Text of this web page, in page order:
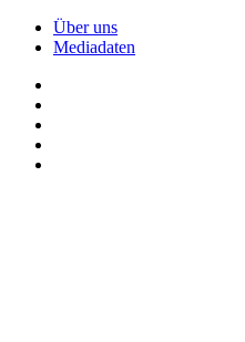
Über uns
Mediadaten